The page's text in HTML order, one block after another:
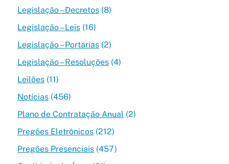
Legislação – Decretos(8)
Legislação – Leis(16)
Legislação – Portarias(2)
Legislação – Resoluções(4)
Leilões(11)
Notícias(456)
Plano de Contratação Anual (2)
Pregões Eletrônicos(212)
Pregões Presenciais(457)